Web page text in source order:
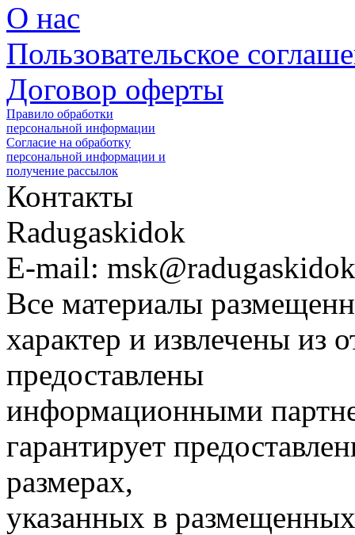
О нас
Пользовательское
Договор оферты
Правило обработки
персональной информации
Согласие на обработку
персональной информации и
получение рассылок
Контакты
Radugaskidok
E-mail:
Все материалы
характер и извлечены из
предоставлены
информационными
гарантирует
размерах,
указанных в